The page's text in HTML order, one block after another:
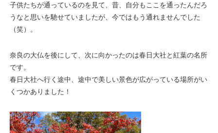
子供たちが通っているのを見て、昔、自分もここを通ったんだろ
うなと思いを馳せていましたが、今ではもう通れませんでした
（笑）。
奈良の大仏を後にして、次に向かったのは春日大社と紅葉の名所
です。
春日大社へ行く途中、途中で美しい景色が広がっている場所がい
くつかありました！